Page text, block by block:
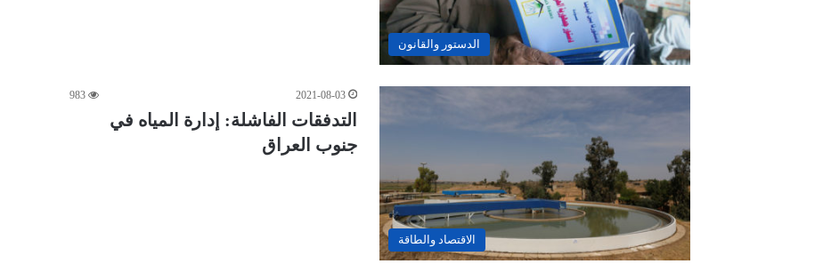
الدستور والقانون
الاقتصاد والطاقة
2021-08-03
983
التدفقات الفاشلة: إدارة المياه في
جنوب العراق